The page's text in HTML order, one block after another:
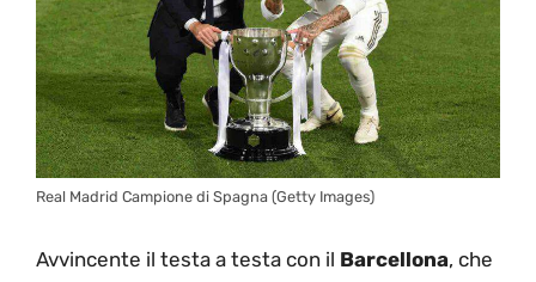
Real Madrid Campione di Spagna (Getty Images)
Avvincente il testa a testa con il Barcellona, che